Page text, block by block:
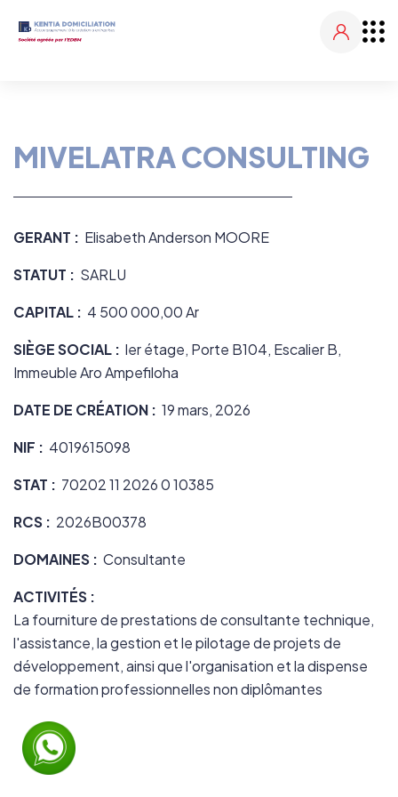
MIVELATRA CONSULTING
GERANT : Elisabeth Anderson MOORE
STATUT : SARLU
CAPITAL : 4 500 000,00Ar
SIÈGE SOCIAL : ler étage, Porte B104, Escalier B,
Immeuble Aro Ampefiloha
DATE DE CRÉATION : 19 mars, 2026
NIF : 4019615098
STAT : 70202 11 2026 0 10385
RCS : 2026B00378
DOMAINES : Consultante
ACTIVITÉS :
La fourniture de prestations de consultante technique,
l'assistance, la gestion et le pilotage de projets de
développement, ainsi que l'organisation et la dispense
de formation professionnelles non diplômantes